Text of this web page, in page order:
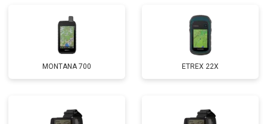
MONTANA 700 ETREX 22X